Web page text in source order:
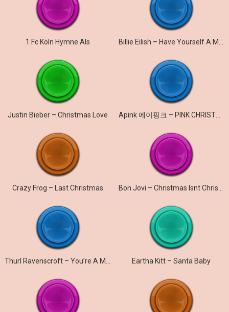
1 Fc Köln Hymne Als
Justin Bieber – Christmas Love Apink 에이핑크 – PINK CHRISTMAS
Crazy Frog – Last Christmas
Eartha Kitt – Santa Baby